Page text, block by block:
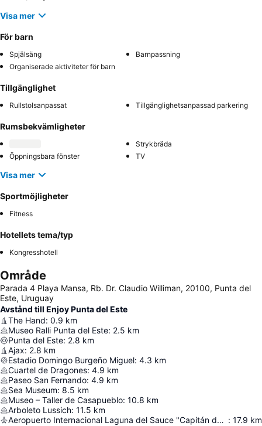
Visa mer
För barn
Spjälsäng
Barnpassning
Organiserade aktiviteter för barn
Tillgänglighet
Rullstolsanpassat Tillgänglighetsanpassad parkering
Rumsbekvämligheter
Strykbräda
Öppningsbara fönster
TV
Visa mer
Sportmöjligheter
Fitness
Hotellets tema/typ
Kongresshotell
Område
Parada 4 Playa Mansa, Rb. Dr. Claudio Williman, 20100, Punta del
Este, Uruguay
Avstånd till Enjoy Punta del Este
The Hand: 0.9 km
Museo Ralli Punta del Este: 2.5 km
Punta del Este: 2.8 km
Ajax: 2.8 km
Estadio Domingo Burgeño Miguel: 4.3 km
Cuartel de Dragones: 4.9 km
Paseo San Fernando: 4.9 km
Sea Museum: 8.5 km
Museo – Taller de Casapueblo: 10.8 km
Arboleto Lussich: 11.5 km
Aeropuerto Internacional Laguna del Sauce "Capitán de Corbeta Carlos Curbelo" : 17.9 km